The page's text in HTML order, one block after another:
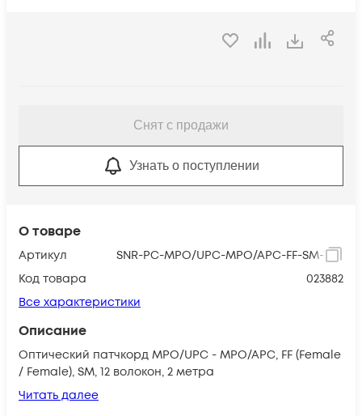
О товаре
Артикул
SNR-PC-MPO/UPC-MPO/APC-FF-SM-12-2m
Код товара
023882
Все характеристики
Описание
Оптический патчкорд MPO/UPC - MPO/APC, FF (Female
/ Female), SM, 12 волокон, 2 метра
Читать далее
Снят с продажи
Узнать о поступлении